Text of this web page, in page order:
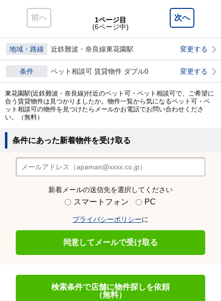
前へ 次へ
1ページ目
(6ページ中)
地域・路線 近鉄難波・奈良線東花園駅 変更する
条件 ペット相談可 賃貸物件 ダブル0 変更する
東花園駅(近鉄難波・奈良線)付近のペット可・ペット相談可で、ご希望に
合う賃貸物件は見つかりましたか。物件一覧から気になるペット可・ペ
ット相談可の物件を見つけたらメールかお電話でお問い合わせくださ
い。（無料）
条件にあった新着物件を受け取る
新着メールの送信先を選択してください
スマートフォン PC
プライバシーポリシーに
同意してメールで受け取る
検索条件で店舗に物件探しを依頼
（無料）